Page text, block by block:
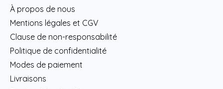
À propos de nous
Mentions légales et CGV
Clause de non-responsabilité
Politique de confidentialité
Modes de paiement
Livraisons